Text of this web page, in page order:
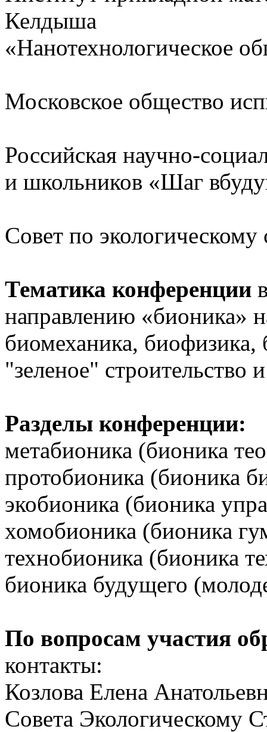
Келдыша
«Нанотехнологическое
Московское общество
Российская научно-
и школьников «Шаг
Совет по экологическому
Тематика конференции
направлению «бионика»
биомеханика,
"зеленое" строительство
Разделы конференции:
метабионика (бионика
протобионика (бионика
экобионика (бионика
хомобионика (бионика
технобионика (бионика
бионика будущего
По вопросам участия
контакты:
Козлова Елена
Совета Экологическому